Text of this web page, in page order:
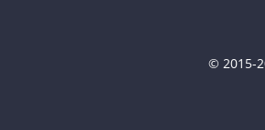
© 2015-